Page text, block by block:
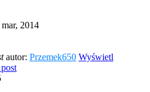
2014
autor: Przemek650 Wyświetl